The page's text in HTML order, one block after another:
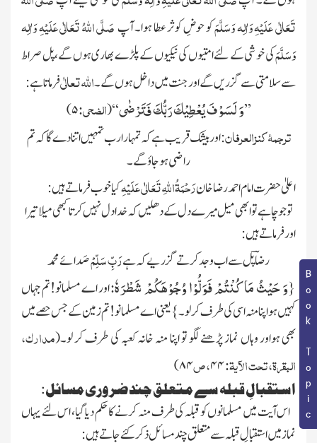
Book Topic
تَعَالٰی عَلَیْہِ وَاٰلِہ وَسَلَّمَکو حوضِ کوثر عطا ہوا۔ آپصَلَّی اللہُ تَعَالٰی عَلَیْہِ وَاٰلِہ
وَسَلَّمَکی خوشی کے لئے امتیوں کی نیکیوں کے پلڑے بھاری ہوں گے، پل صراط
سے سلامتی سے گزریں گے اور جنت میں داخل ہوں گے۔اللہ تعالٰیفرماتا ہے:
’’وَ لَسَوْفَ یُعْطِیْكَ رَبُّكَ فَتَرْضٰى‘‘
(الضحی:۵)
ترجمۂ کنزالعرفان: اور بیشک قریب ہے کہ تمہارا رب تمہیں اتنا دے گا کہ تم
راضی ہوجاؤ گے۔
اعلیٰ حضرت امام احمد رضا خانرَحْمَۃُاللہِ تَعَالٰی عَلَیْہِکیا خوب فرماتے ہیں :
تو جو چاہے تو ابھی میل میرے دل کے دھلیں کہ خدا دل نہیں کرتا کبھی میلا تیرا
اور فرماتے ہیں :
رضاؔ پل سے اب وجد کرتے گزریے کہ ہےرَبِّ سَلِّمْصَدائے محمد
{وَ حَیْثُ مَا كُنْتُمْ فَوَلُّوْا وُجُوْهَكُمْ شَطْرَهٗ:اور اے مسلمانو!تم جہاں
کہیں ہواپنا منہ اسی کی طرف کرلو۔}یعنی اے مسلمانو! تم زمین کے جس حصے میں
بھی ہواور وہاں نماز پڑھنے لگو تو اپنا منہ خانہ کعبہ کی طرف کر لو۔(مدارک،
البقرۃ، تحت الآیۃ:۴۴، ص۸۴)
استقبالِ قبلہ سے متعلق چند ضروری مسائل:
اس آیت میں مسلمانوں کو قبلہ کی طرف منہ کرنے کا حکم دیاگیا، اس لئے یہاں
نماز میں استقبالِ قبلہ سے متعلق چند مسائل ذکر کئے جاتے ہیں :